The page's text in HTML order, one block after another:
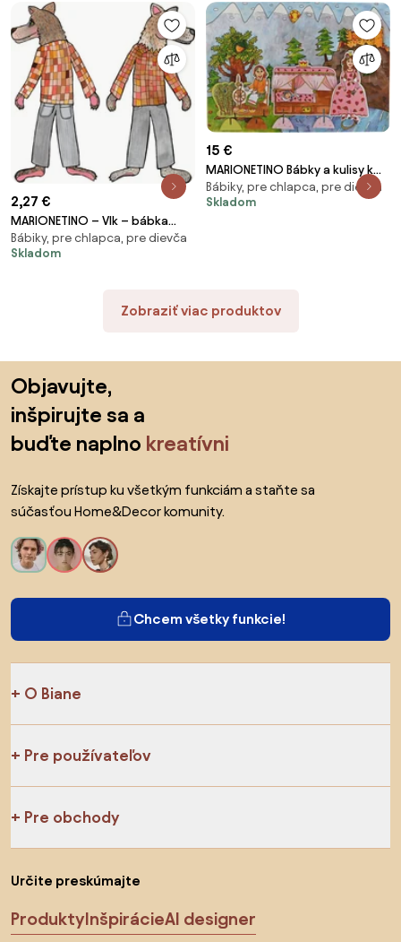
2,27 €
MARIONETINO – Vlk – bábka
(výpredaj)
Bábiky, pre chlapca, pre dievča
Skladom
15 €
MARIONETINO Bábky a kulisy k
rozprávke Šípková Ruženka
Bábiky, pre chlapca, pre dievča
Skladom
Zobraziť viac produktov
Objavujte,
inšpirujte sa a
buďte naplno kreatívni
Získajte prístup ku všetkým funkciám a staňte sa
súčasťou Home&Decor komunity.
Chcem všetky funkcie!
O Biane
Pre používateľov
Pre obchody
Určite preskúmajte
ProduktyInšpirácieAI designer